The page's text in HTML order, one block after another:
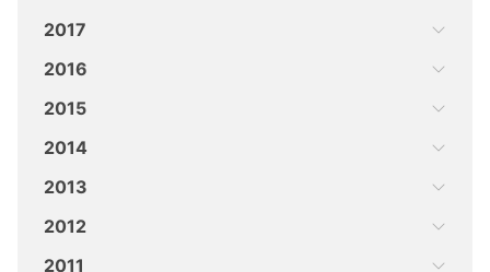
2017
2016
2015
2014
2013
2012
2011